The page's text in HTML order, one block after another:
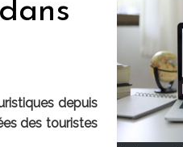
depuis
des touristes